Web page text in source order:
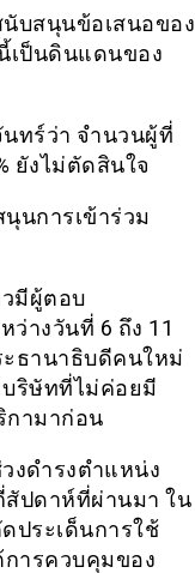
นับสนุนข้อเสนอของ
เป็นดินแดนของ
นทร์ว่า จำนวนผู้ที่
ยังไม่ตัดสินใจ
นการเข้าร่วม
วมีผู้ตอบ
างวันที่ 6 ถึง 11
ธานาธิบดีคนใหม่
บริษัทที่ไม่ค่อยมี
กามาก่อน
งดำรงตำแหน่ง
สัปดาห์ที่ผ่านมา ใน
ประเด็นการใช้
ารควบคุมของ